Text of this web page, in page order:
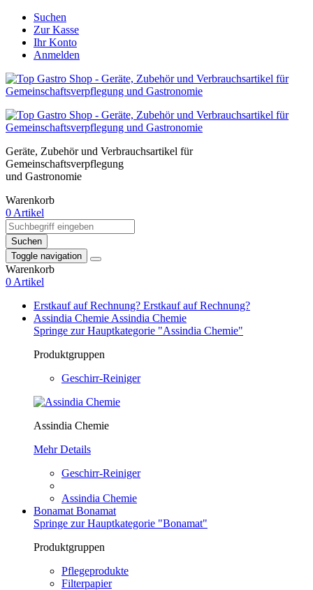
Suchen
Zur Kasse
Ihr Konto
Anmelden
Geräte, Zubehör und Verbrauchsartikel für
Gemeinschaftsverpflegung
und Gastronomie
Warenkorb
0 Artikel
Suchen
Toggle navigation
Warenkorb
0 Artikel
Erstkauf auf Rechnung? Erstkauf auf Rechnung?
Assindia Chemie Assindia Chemie
Springe zur Hauptkategorie "Assindia Chemie"
Produktgruppen
Geschirr-Reiniger
Assindia Chemie
Mehr Details
Geschirr-Reiniger
Assindia Chemie
Bonamat Bonamat
Springe zur Hauptkategorie "Bonamat"
Produktgruppen
Pflegeprodukte
Filterpapier